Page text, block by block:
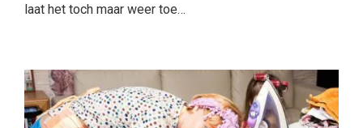
laat het toch maar weer toe…